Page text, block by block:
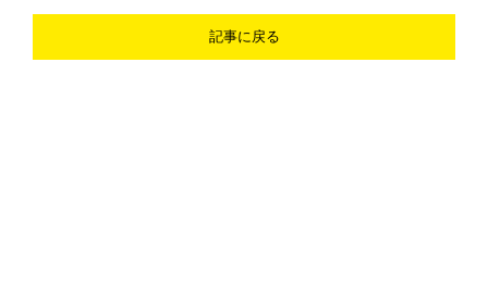
記事に戻る